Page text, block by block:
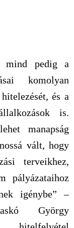
mind pedig a
komolyan
és a
is.
manapság
vált, hogy
terveikhez,
pályázataihoz
igénybe” –
György